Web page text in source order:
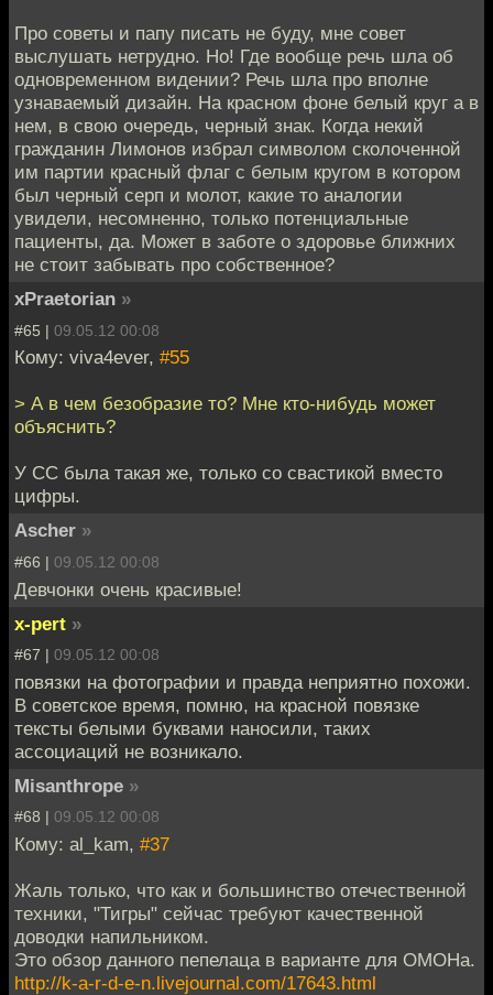
Про советы и папу писать не буду, мне совет
выслушать нетрудно. Но! Где вообще речь шла об
одновременном видении? Речь шла про вполне
узнаваемый дизайн. На красном фоне белый круг а в
нем, в свою очередь, черный знак. Когда некий
гражданин Лимонов избрал символом сколоченной
им партии красный флаг с белым кругом в котором
был черный серп и молот, какие то аналогии
увидели, несомненно, только потенциальные
пациенты, да. Может в заботе о здоровье ближних
не стоит забывать про собственное?
xPraetorian »
#65 | 09.05.12 00:08
Кому: viva4ever, #55
> А в чем безобразие то? Мне кто-нибудь может
объяснить?
У СС была такая же, только со свастикой вместо
цифры.
Ascher »
#66 | 09.05.12 00:08
Девчонки очень красивые!
x-pert »
#67 | 09.05.12 00:08
повязки на фотографии и правда неприятно похожи.
В советское время, помню, на красной повязке
тексты белыми буквами наносили, таких
ассоциаций не возникало.
Misanthrope »
#68 | 09.05.12 00:08
Кому: al_kam, #37
Жаль только, что как и большинство отечественной
техники, "Тигры" сейчас требуют качественной
доводки напильником.
Это обзор данного пепелаца в варианте для ОМОНа.
http://k-a-r-d-e-n.livejournal.com/17643.html